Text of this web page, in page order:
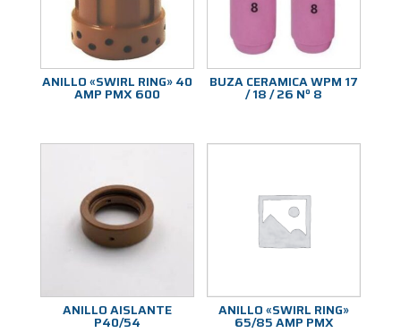
ANILLO «SWIRL RING» 40
AMP PMX 600
BUZA CERAMICA WPM 17
/ 18 / 26 Nº 8
ANILLO AISLANTE
P40/54
ANILLO «SWIRL RING»
65/85 AMP PMX